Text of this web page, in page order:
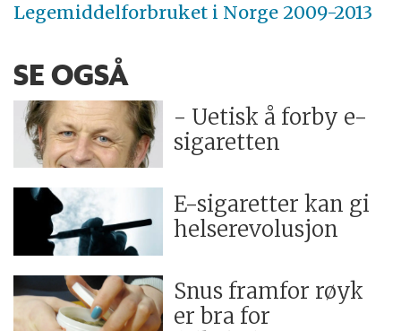
Legemiddelforbruket i Norge 2009-2013
SE OGSÅ
- Uetisk å forby e-
sigaretten
E-sigaretter kan gi
helserevolusjon
Snus framfor røyk
er bra for